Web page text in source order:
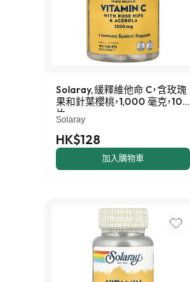
Solaray, 緩釋維他命 C，含玫瑰
果和針葉櫻桃，1,000 毫克，100
片
Solaray
HK$128
加入購物車